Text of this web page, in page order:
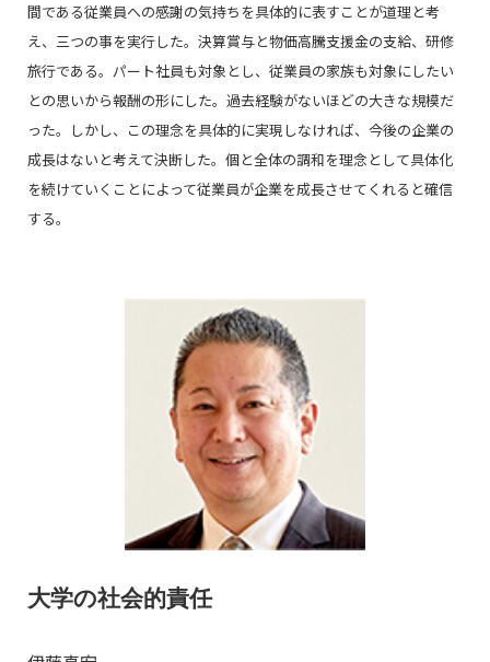
間である従業員への感謝の気持ちを具体的に表すことが道理と考
え、三つの事を実行した。決算賞与と物価高騰支援金の支給、研修
旅行である。パート社員も対象とし、従業員の家族も対象にしたい
との思いから報酬の形にした。過去経験がないほどの大きな規模だ
った。しかし、この理念を具体的に実現しなければ、今後の企業の
成長はないと考えて決断した。個と全体の調和を理念として具体化
を続けていくことによって従業員が企業を成長させてくれると確信
する。
大学の社会的責任